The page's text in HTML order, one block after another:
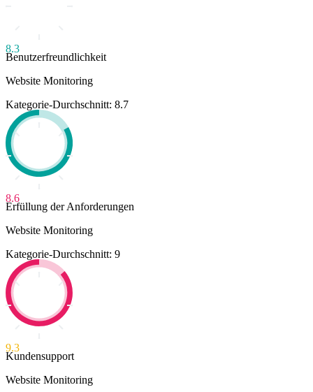
8.3
Benutzerfreundlichkeit
Website Monitoring
Kategorie-Durchschnitt: 8.7
8.6
Erfüllung der Anforderungen
Website Monitoring
Kategorie-Durchschnitt: 9
9.3
Kundensupport
Website Monitoring